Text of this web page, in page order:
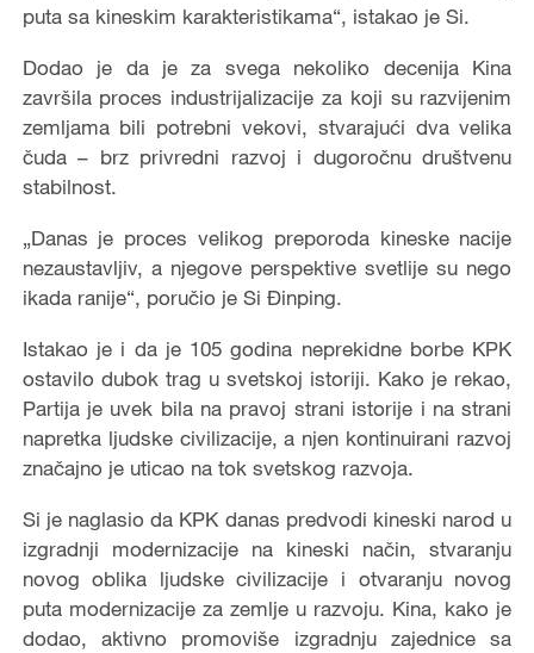
puta sa kineskim karakteristikama“, istakao je Si.
Dodao je da je za svega nekoliko decenija Kina
završila proces industrijalizacije za koji su razvijenim
zemljama bili potrebni vekovi, stvarajući dva velika
čuda – brz privredni razvoj i dugoročnu društvenu
stabilnost.
„Danas je proces velikog preporoda kineske nacije
nezaustavljiv, a njegove perspektive svetlije su nego
ikada ranije“, poručio je Si Đinping.
Istakao je i da je 105 godina neprekidne borbe KPK
ostavilo dubok trag u svetskoj istoriji. Kako je rekao,
Partija je uvek bila na pravoj strani istorije i na strani
napretka ljudske civilizacije, a njen kontinuirani razvoj
značajno je uticao na tok svetskog razvoja.
Si je naglasio da KPK danas predvodi kineski narod u
izgradnji modernizacije na kineski način, stvaranju
novog oblika ljudske civilizacije i otvaranju novog
puta modernizacije za zemlje u razvoju. Kina, kako je
dodao, aktivno promoviše izgradnju zajednice sa